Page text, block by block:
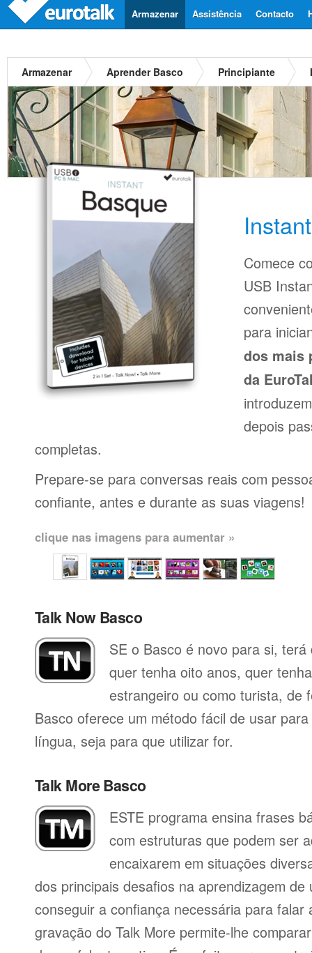
Contacto
Assistência
Armazenar
Armazenar Aprender Basco Principiante
Comece
USB
para
dos mais
da
depois
completas.
Prepare-se para conversas reais com
confiante, antes e durante as suas viagens!
clique nas imagens para aumentar »
Talk Now Basco
SE o Basco é novo para si,
quer tenha oito anos, quer
estrangeiro ou como turista, de
Basco oferece um método fácil de usar
língua, seja para que utilizar for.
Talk More Basco
ESTE programa ensina frases
com estruturas que podem ser
encaixarem em situações
dos principais desafios na aprendizagem
conseguir a confiança necessária para
gravação do Talk More permite-lhe